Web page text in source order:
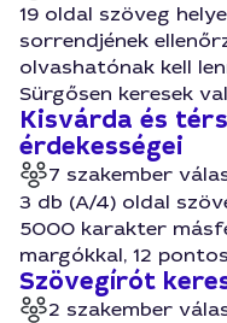
19 oldal szöveg
sorrendjének
olvashatónak kell
Sürgősen keresek
Kisvárda és
érdekességei
7 szakember
3 db (A/4) oldal
5000 karakter
margókkal, 12
Szövegírót
2 szakember